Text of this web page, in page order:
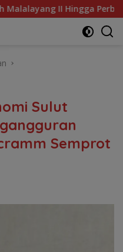
Hingga Perbaikan
Sulut
Semprot